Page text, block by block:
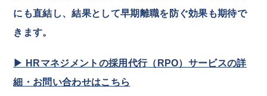
にも直結し、結果として早期離職を防ぐ効果も期待で
きます。
▶ HRマネジメントの採用代行（RPO）サービスの詳
細・お問い合わせはこちら